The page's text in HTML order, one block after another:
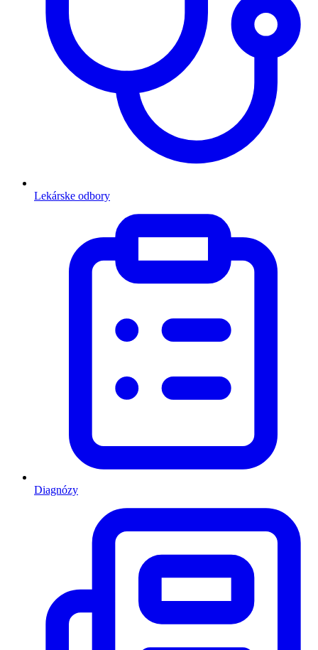
Lekárske odbory
Diagnózy